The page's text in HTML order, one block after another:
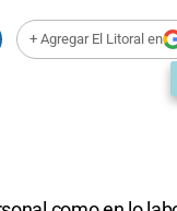
+ Agregar El Litoral en